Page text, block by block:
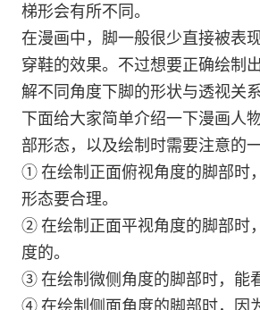
梯形会有所不同。
在漫画中，脚一般很少直接被表
穿鞋的效果。不过想要正确绘制
解不同角度下脚的形状与透视关
下面给大家简单介绍一下漫画人
部形态，以及绘制时需要注意的一
① 在绘制正面俯视角度的脚部时
形态要合理。
② 在绘制正面平视角度的脚部时
度的。
③ 在绘制微侧角度的脚部时，能
④ 在绘制侧面角度的脚部时，因